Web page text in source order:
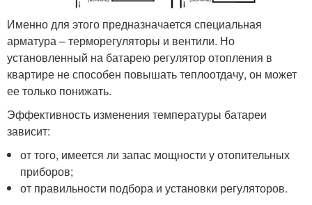
Именно для этого предназначается специальная
арматура – терморегуляторы и вентили. Но
установленный на батарею регулятор отопления в
квартире не способен повышать теплоотдачу, он может
ее только понижать.
Эффективность изменения температуры батареи
зависит:
от того, имеется ли запас мощности у отопительных
приборов;
от правильности подбора и установки регуляторов.